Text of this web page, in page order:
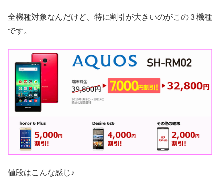
全機種対象なんだけど、特に割引が大きいのがこの３機種
です。
値段はこんな感じ♪